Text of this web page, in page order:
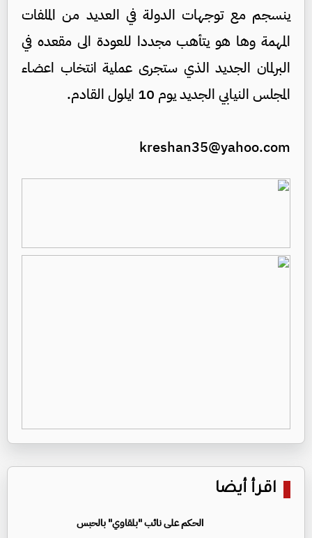
ينسجم مع توجهات الدولة في العديد من الملفات
المهمة وها هو يتأهب مجددا للعودة الى مقعده في
البرلمان الجديد الذي ستجرى عملية انتخاب اعضاء
المجلس النيابي الجديد يوم 10 ايلول القادم.
kreshan35@yahoo.com
اقرأ أيضا
الحكم على نائب "بلقاوي" بالحبس